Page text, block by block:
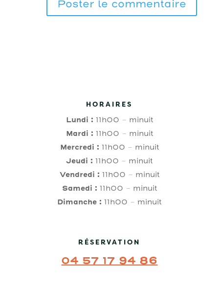
HORAIRES
Lundi : 11h00 – minuit
Mardi : 11h00 – minuit
Mercredi : 11h00 – minuit
Jeudi : 11h00 – minuit
Vendredi : 11h00 – minuit
Samedi : 11h00 – minuit
Dimanche : 11h00 – minuit
RÉSERVATION
04 57 17 94 86